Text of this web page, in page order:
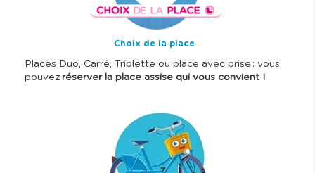
Choix de la place
Places Duo, Carré, Triplette ou place avec prise : vous
pouvez réserver la place assise qui vous convient !